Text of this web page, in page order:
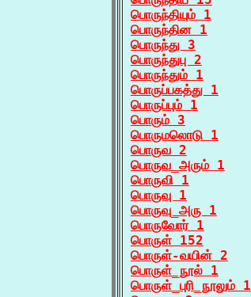
பொருந்தியும் 1
பொருந்தின 1
பொருந்து 3
பொருந்துபு 2
பொருந்தும் 1
பொருப்பகத்து 1
பொருப்பும் 1
பொரும் 3
பொருமலொடு 1
பொருவ 2
பொருவ_அரும் 1
பொருவி 1
பொருவு 1
பொருவு_அரு 1
பொருவோர் 1
பொருள் 152
பொருள்-வயின் 2
பொருள்_நூல் 1
பொருள்_புரி_நூலும் 1